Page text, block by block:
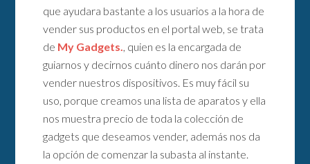
que ayudara bastante a los usuarios a la hora de
vender sus productos en el portal web, se trata
de My Gadgets.
, quien es la encargada de
guiarnos y decirnos cuánto dinero nos darán por
vender nuestros dispositivos. Es muy fácil su
uso, porque creamos una lista de aparatos y ella
nos muestra precio de toda la colección de
gadgets que deseamos vender, además nos da
la opción de comenzar la subasta al instante.